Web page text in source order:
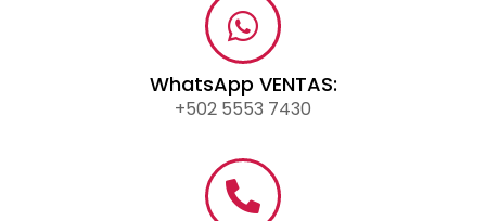
WhatsApp VENTAS:
+502 5553 7430